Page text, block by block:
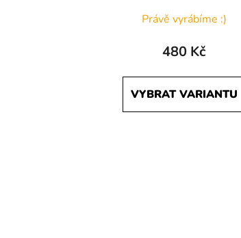
Právě vyrábíme :)
480 Kč
VYBRAT VARIANTU